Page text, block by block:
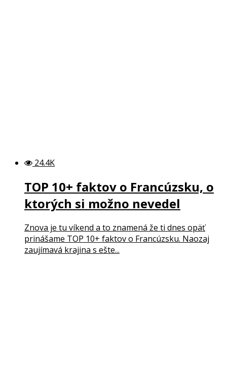
24.4K
TOP 10+ faktov o Francúzsku, o
ktorých si možno nevedel
Znova je tu víkend a to znamená že ti dnes opäť
prinášame TOP 10+ faktov o Francúzsku. Naozaj
zaujímavá krajina s ešte...